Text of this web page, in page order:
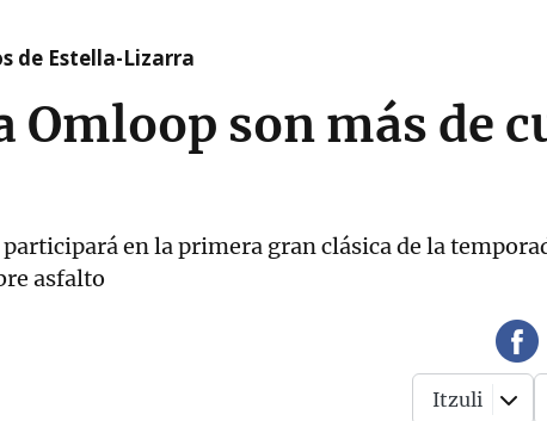
de Estella-Lizarra
Omloop son más de
en la primera gran clásica de la
asfalto
Itzuli